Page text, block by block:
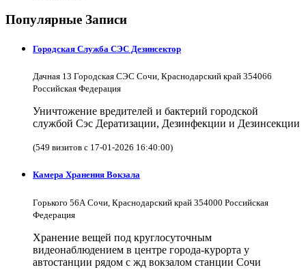
Популярные Записи
Городская Служба СЭС Дезинсектор
Дачная 13 Городская СЭС Сочи, Краснодарский край 354066
Российская Федерация
Уничтожение вредителей и бактерий городской
службой Сэс Дератизации, Дезинфекции и Дезинсекции
(549 визитов с 17-01-2026 16:40:00)
Камера Хранения Вокзала
Горького 56А Сочи, Краснодарский край 354000 Российская
Федерация
Хранение вещей под круглосуточным
видеонаблюдением в центре города-курорта у
автостанции рядом с жд вокзалом станции Сочи